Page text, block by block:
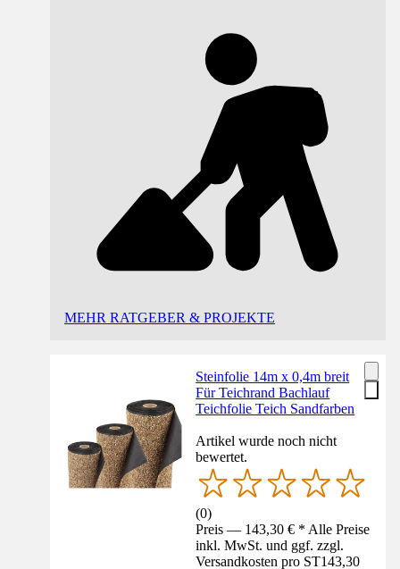
MEHR RATGEBER & PROJEKTE
Steinfolie 14m x 0,4m breit
Für Teichrand Bachlauf
Teichfolie Teich Sandfarben
Artikel wurde noch nicht
bewertet.
(0)
Preis — 143,30 € * Alle Preise
inkl. MwSt. und ggf. zzgl.
Versandkosten pro ST143,30